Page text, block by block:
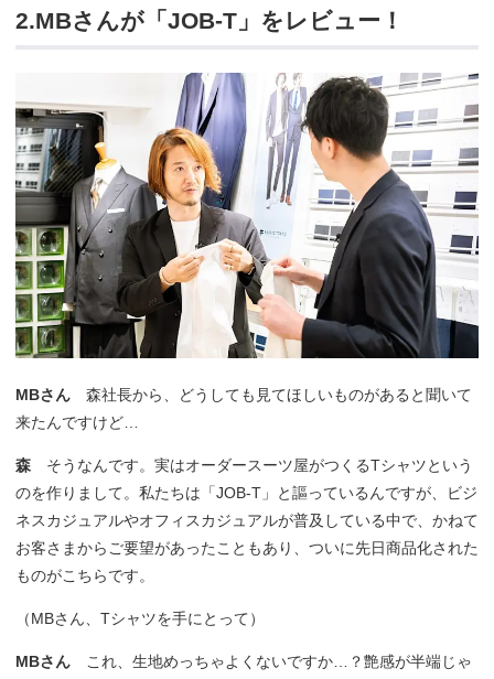
2.MBさんが「JOB-T」をレビュー！
MBさん 森社長から、どうしても見てほしいものがあると聞いて
来たんですけど…
森 そうなんです。実はオーダースーツ屋がつくるTシャツという
のを作りまして。私たちは「JOB-T」と謳っているんですが、ビジ
ネスカジュアルやオフィスカジュアルが普及している中で、かねて
お客さまからご要望があったこともあり、ついに先日商品化された
ものがこちらです。
（MBさん、Tシャツを手にとって）
MBさん これ、生地めっちゃよくないですか…？艶感が半端じゃ